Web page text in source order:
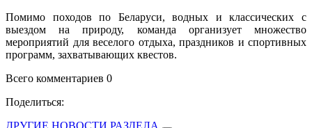
Помимо походов по Беларуси, водных и классических с
выездом на природу, команда организует множество
мероприятий для веселого отдыха, праздников и спортивных
программ, захватывающих квестов.
Всего комментариев 0
Поделиться:
ДРУГИЕ НОВОСТИ РАЗДЕЛА